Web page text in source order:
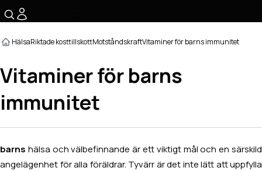
HälsaRiktade kosttillskottMotståndskraftVitaminer för barns immunitet
Vitaminer för barns
immunitet
barns hälsa och välbefinnande är ett viktigt mål och en särskild
angelägenhet för alla föräldrar. Tyvärr är det inte lätt att uppfylla